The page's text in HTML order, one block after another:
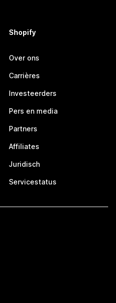
Shopify
Over ons
Carrières
Investeerders
Pers en media
Partners
Affiliates
Juridisch
Servicestatus